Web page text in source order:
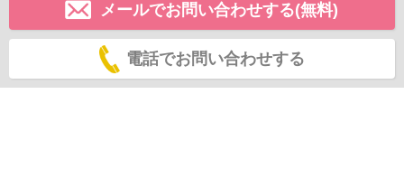
メールでお問い合わせする(無料)
電話でお問い合わせする